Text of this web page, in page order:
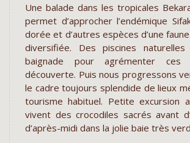
Une balade dans les tropicales
permet d’approcher l’endémique
dorée et d’autres espèces d’une
diversifiée. Des piscines
baignade pour agrémenter ces
découverte. Puis nous progressons
le cadre toujours splendide de lieux
tourisme habituel. Petite excursion
vivent des crocodiles sacrés avant
d’après-midi dans la jolie baie très